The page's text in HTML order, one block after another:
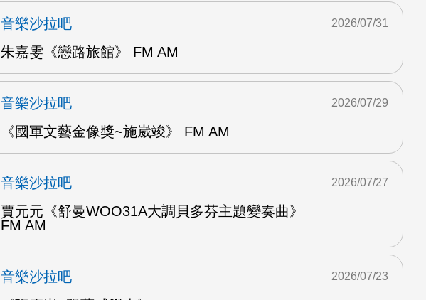
音樂沙拉吧
朱嘉雯《戀路旅館》 FM AM
2026/07/31
音樂沙拉吧
《國軍文藝金像獎~施崴竣》 FM AM
2026/07/29
音樂沙拉吧
賈元元《舒曼WOO31A大調貝多芬主題變奏曲》
FM AM
2026/07/27
音樂沙拉吧
2026/07/23